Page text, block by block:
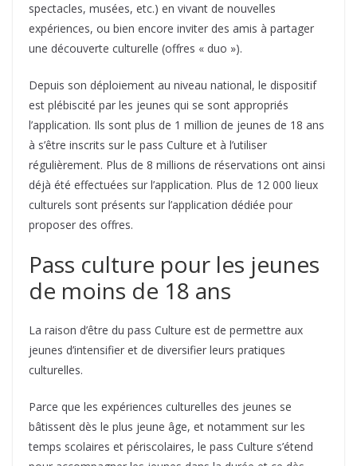
spectacles, musées, etc.) en vivant de nouvelles
expériences, ou bien encore inviter des amis à partager
une découverte culturelle (offres « duo »).
Depuis son déploiement au niveau national, le dispositif
est plébiscité par les jeunes qui se sont appropriés
l’application. Ils sont plus de 1 million de jeunes de 18 ans
à s’être inscrits sur le pass Culture et à l’utiliser
régulièrement. Plus de 8 millions de réservations ont ainsi
déjà été effectuées sur l’application. Plus de 12 000 lieux
culturels sont présents sur l’application dédiée pour
proposer des offres.
Pass culture pour les jeunes
de moins de 18 ans
La raison d’être du pass Culture est de permettre aux
jeunes d’intensifier et de diversifier leurs pratiques
culturelles.
Parce que les expériences culturelles des jeunes se
bâtissent dès le plus jeune âge, et notamment sur les
temps scolaires et périscolaires, le pass Culture s’étend